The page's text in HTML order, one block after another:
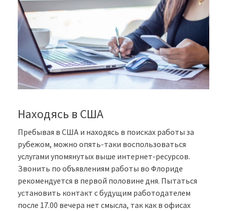
Находясь в США
Пребывая в США и находясь в поисках работы за
рубежом, можно опять-таки воспользоваться
услугами упомянутых выше интернет-ресурсов.
Звонить по объявлениям работы во Флориде
рекомендуется в первой половине дня. Пытаться
установить контакт с будущим работодателем
после 17.00 вечера нет смысла, так как в офисах